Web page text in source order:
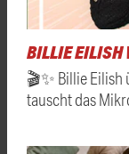
BILLIE EILISH
🎬✨ Billie Eilish
tauscht das